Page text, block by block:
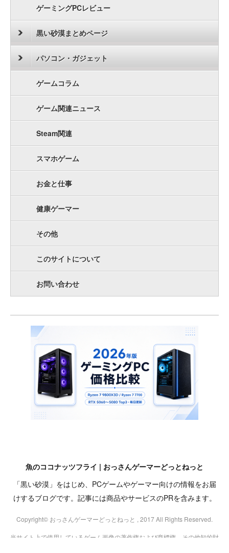
ゲーミングPCレビュー
黒い砂漠まとめページ
パソコン・ガジェット
ゲームコラム
ゲーム関連ニュース
Steam関連
スマホゲーム
お金と仕事
健康ゲーマー
その他
このサイトについて
お問い合わせ
魚のココナッツフライ | おっさんゲーマーどっとねっと
「黒い砂漠」をはじめ、PCゲームやゲーマー向けの情報をお届
けするブログです。記事には商品やサービスのPRを含みます。
Copyright© おっさんゲーマーどっとねっと , 2017 All Rights Reserved.
当サイト上で使用しているゲーム画像の著作権および商標権、その他知的財